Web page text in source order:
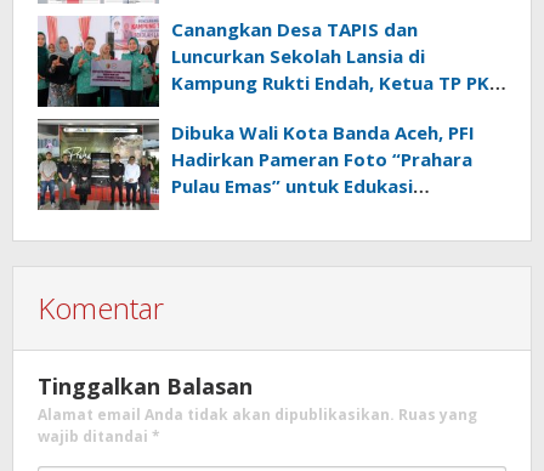
Canangkan Desa TAPIS dan
Luncurkan Sekolah Lansia di
Kampung Rukti Endah, Ketua TP PKK
SDM Dimulai dari Desa
Dibuka Wali Kota Banda Aceh, PFI
Hadirkan Pameran Foto “Prahara
Pulau Emas” untuk Edukasi
Komentar
Tinggalkan Balasan
Alamat email Anda tidak akan dipublikasikan. Ruas yang
wajib ditandai *